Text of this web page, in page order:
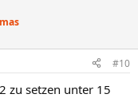
#10
zu setzen unter 15